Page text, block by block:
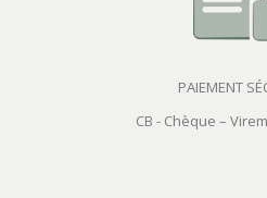
PAIEMENT
CB - Chèque –